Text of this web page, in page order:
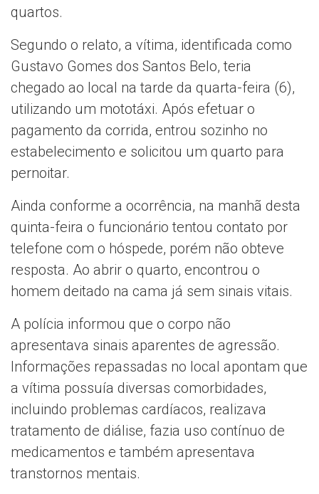
quartos.
Segundo o relato, a vítima, identificada como
Gustavo Gomes dos Santos Belo, teria
chegado ao local na tarde da quarta-feira (6),
utilizando um mototáxi. Após efetuar o
pagamento da corrida, entrou sozinho no
estabelecimento e solicitou um quarto para
pernoitar.
Ainda conforme a ocorrência, na manhã desta
quinta-feira o funcionário tentou contato por
telefone com o hóspede, porém não obteve
resposta. Ao abrir o quarto, encontrou o
homem deitado na cama já sem sinais vitais.
A polícia informou que o corpo não
apresentava sinais aparentes de agressão.
Informações repassadas no local apontam que
a vítima possuía diversas comorbidades,
incluindo problemas cardíacos, realizava
tratamento de diálise, fazia uso contínuo de
medicamentos e também apresentava
transtornos mentais.